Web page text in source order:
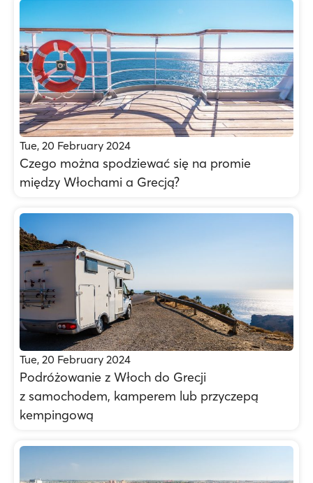
Tue, 20 February 2024
Czego można spodziewać się na promie
między Włochami a Grecją?
Tue, 20 February 2024
Podróżowanie z Włoch do Grecji
z samochodem, kamperem lub przyczepą
kempingową